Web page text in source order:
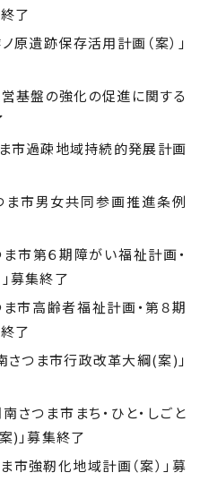
了
原遺跡保存活用計画（案）」
営基盤の強化の促進に関する
ま市過疎地域持続的発展計画
ま市男女共同参画推進条例
ま市第６期障がい福祉計画・
募集終了
ま市高齢者福祉計画・第８期
了
さつま市行政改革大綱(案)」
さつま市まち・ひと・しごと
)」募集終了
市強靭化地域計画（案）」募